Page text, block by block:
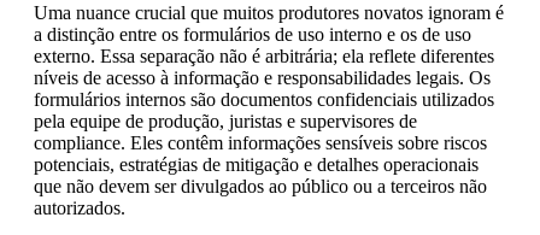
Uma nuance crucial que muitos produtores novatos ignoram é
a distinção entre os formulários de uso interno e os de uso
externo. Essa separação não é arbitrária; ela reflete diferentes
níveis de acesso à informação e responsabilidades legais. Os
formulários internos são documentos confidenciais utilizados
pela equipe de produção, juristas e supervisores de
compliance. Eles contêm informações sensíveis sobre riscos
potenciais, estratégias de mitigação e detalhes operacionais
que não devem ser divulgados ao público ou a terceiros não
autorizados.